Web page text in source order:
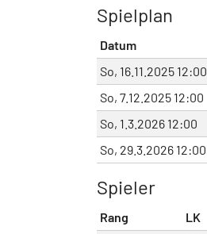
Spielplan
Datum
So, 16.11.2025 12:00
So, 7.12.2025 12:00
So, 1.3.2026 12:00
So, 29.3.2026 12:00
Spieler
Rang LK